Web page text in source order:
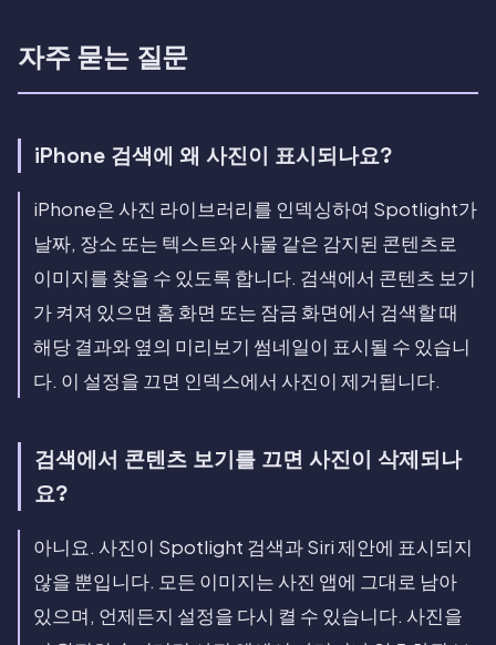
자주 묻는 질문
iPhone 검색에 왜 사진이 표시되나요?
iPhone은 사진 라이브러리를 인덱싱하여 Spotlight가
날짜, 장소 또는 텍스트와 사물 같은 감지된 콘텐츠로
이미지를 찾을 수 있도록 합니다. 검색에서 콘텐츠 보기
가 켜져 있으면 홈 화면 또는 잠금 화면에서 검색할 때
해당 결과와 옆의 미리보기 썸네일이 표시될 수 있습니
다. 이 설정을 끄면 인덱스에서 사진이 제거됩니다.
검색에서 콘텐츠 보기를 끄면 사진이 삭제되나
요?
아니요. 사진이 Spotlight 검색과 Siri 제안에 표시되지
않을 뿐입니다. 모든 이미지는 사진 앱에 그대로 남아
있으며, 언제든지 설정을 다시 켤 수 있습니다. 사진을